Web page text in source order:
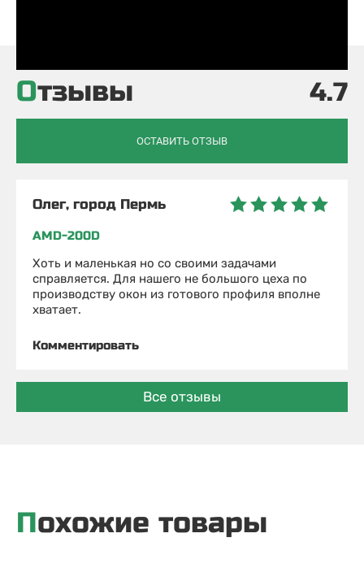
Отзывы 4.7
ОСТАВИТЬ ОТЗЫВ
Олег, город Пермь
AMD-200D
Хоть и маленькая но со своими задачами
справляется. Для нашего не большого цеха по
производству окон из готового профиля вполне
хватает.
Комментировать
Все отзывы
Похожие товары